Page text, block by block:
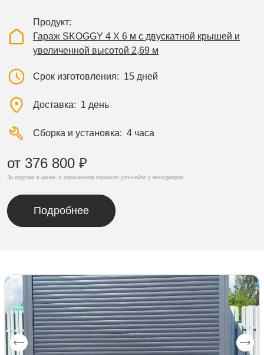
Продукт
Гараж SKOGGY 4 Х 6 м с двускатной крышей и
увеличенной высотой 2,69 м
Срок изготовления 15 дней
Доставка 1 день
Сборка и установка 4 часа
от 376 800 ₽
За изделие в цинке, в окрашенном варианте уточняйте у менеджеров
Подробнее